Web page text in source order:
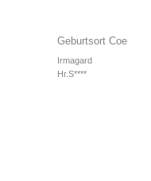
Geburtsort Coe
Irmagard
Hr.S****